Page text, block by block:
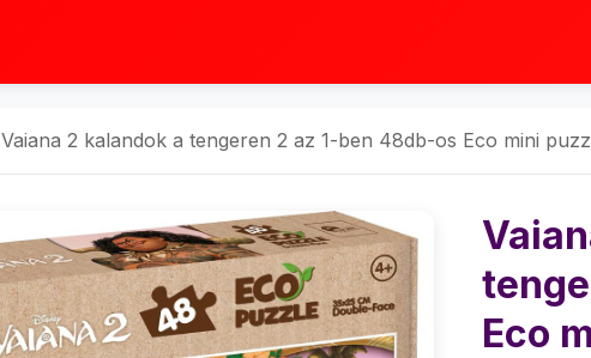
Vaiana 2 kalandok a tengeren 2 az 1-ben 48db-os Eco mini
Eco